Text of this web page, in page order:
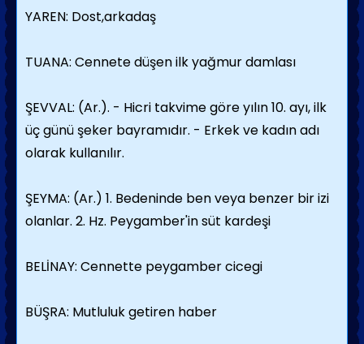
YAREN: Dost,arkadaş
TUANA: Cennete düşen ilk yağmur damlası
ŞEVVAL: (Ar.). - Hicri takvime göre yılın 10. ayı, ilk
üç günü şeker bayramıdır. - Erkek ve kadın adı
olarak kullanılır.
ŞEYMA: (Ar.) 1. Bedeninde ben veya benzer bir izi
olanlar. 2. Hz. Peygamber'in süt kardeşi
BELİNAY: Cennette peygamber cicegi
BÜŞRA: Mutluluk getiren haber